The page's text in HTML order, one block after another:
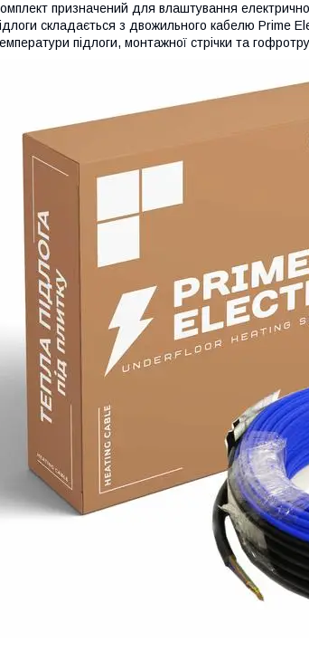
призначений для влаштування
складається з двожильного кабелю Prime
підлоги, монтажної стрічки та